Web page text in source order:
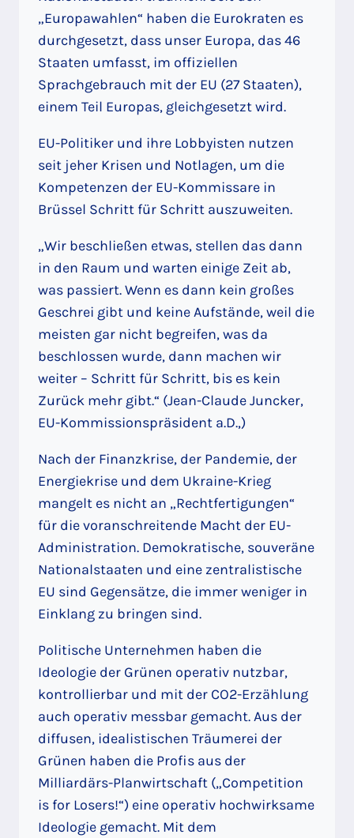
„Europawahlen“ haben die Eurokraten es
durchgesetzt, dass unser Europa, das 46
Staaten umfasst, im offiziellen
Sprachgebrauch mit der EU (27 Staaten),
einem Teil Europas, gleichgesetzt wird.
EU-Politiker und ihre Lobbyisten nutzen
seit jeher Krisen und Notlagen, um die
Kompetenzen der EU-Kommissare in
Brüssel Schritt für Schritt auszuweiten.
„Wir beschließen etwas, stellen das dann
in den Raum und warten einige Zeit ab,
was passiert. Wenn es dann kein großes
Geschrei gibt und keine Aufstände, weil die
meisten gar nicht begreifen, was da
beschlossen wurde, dann machen wir
weiter – Schritt für Schritt, bis es kein
Zurück mehr gibt.“ (Jean-Claude Juncker,
EU-Kommissionspräsident a.D.,)
Nach der Finanzkrise, der Pandemie, der
Energiekrise und dem Ukraine-Krieg
mangelt es nicht an „Rechtfertigungen“
für die voranschreitende Macht der EU-
Administration. Demokratische, souveräne
Nationalstaaten und eine zentralistische
EU sind Gegensätze, die immer weniger in
Einklang zu bringen sind.
Politische Unternehmen haben die
Ideologie der Grünen operativ nutzbar,
kontrollierbar und mit der CO2-Erzählung
auch operativ messbar gemacht. Aus der
diffusen, idealistischen Träumerei der
Grünen haben die Profis aus der
Milliardärs-Planwirtschaft („Competition
is for Losers!“) eine operativ hochwirksame
Ideologie gemacht. Mit dem